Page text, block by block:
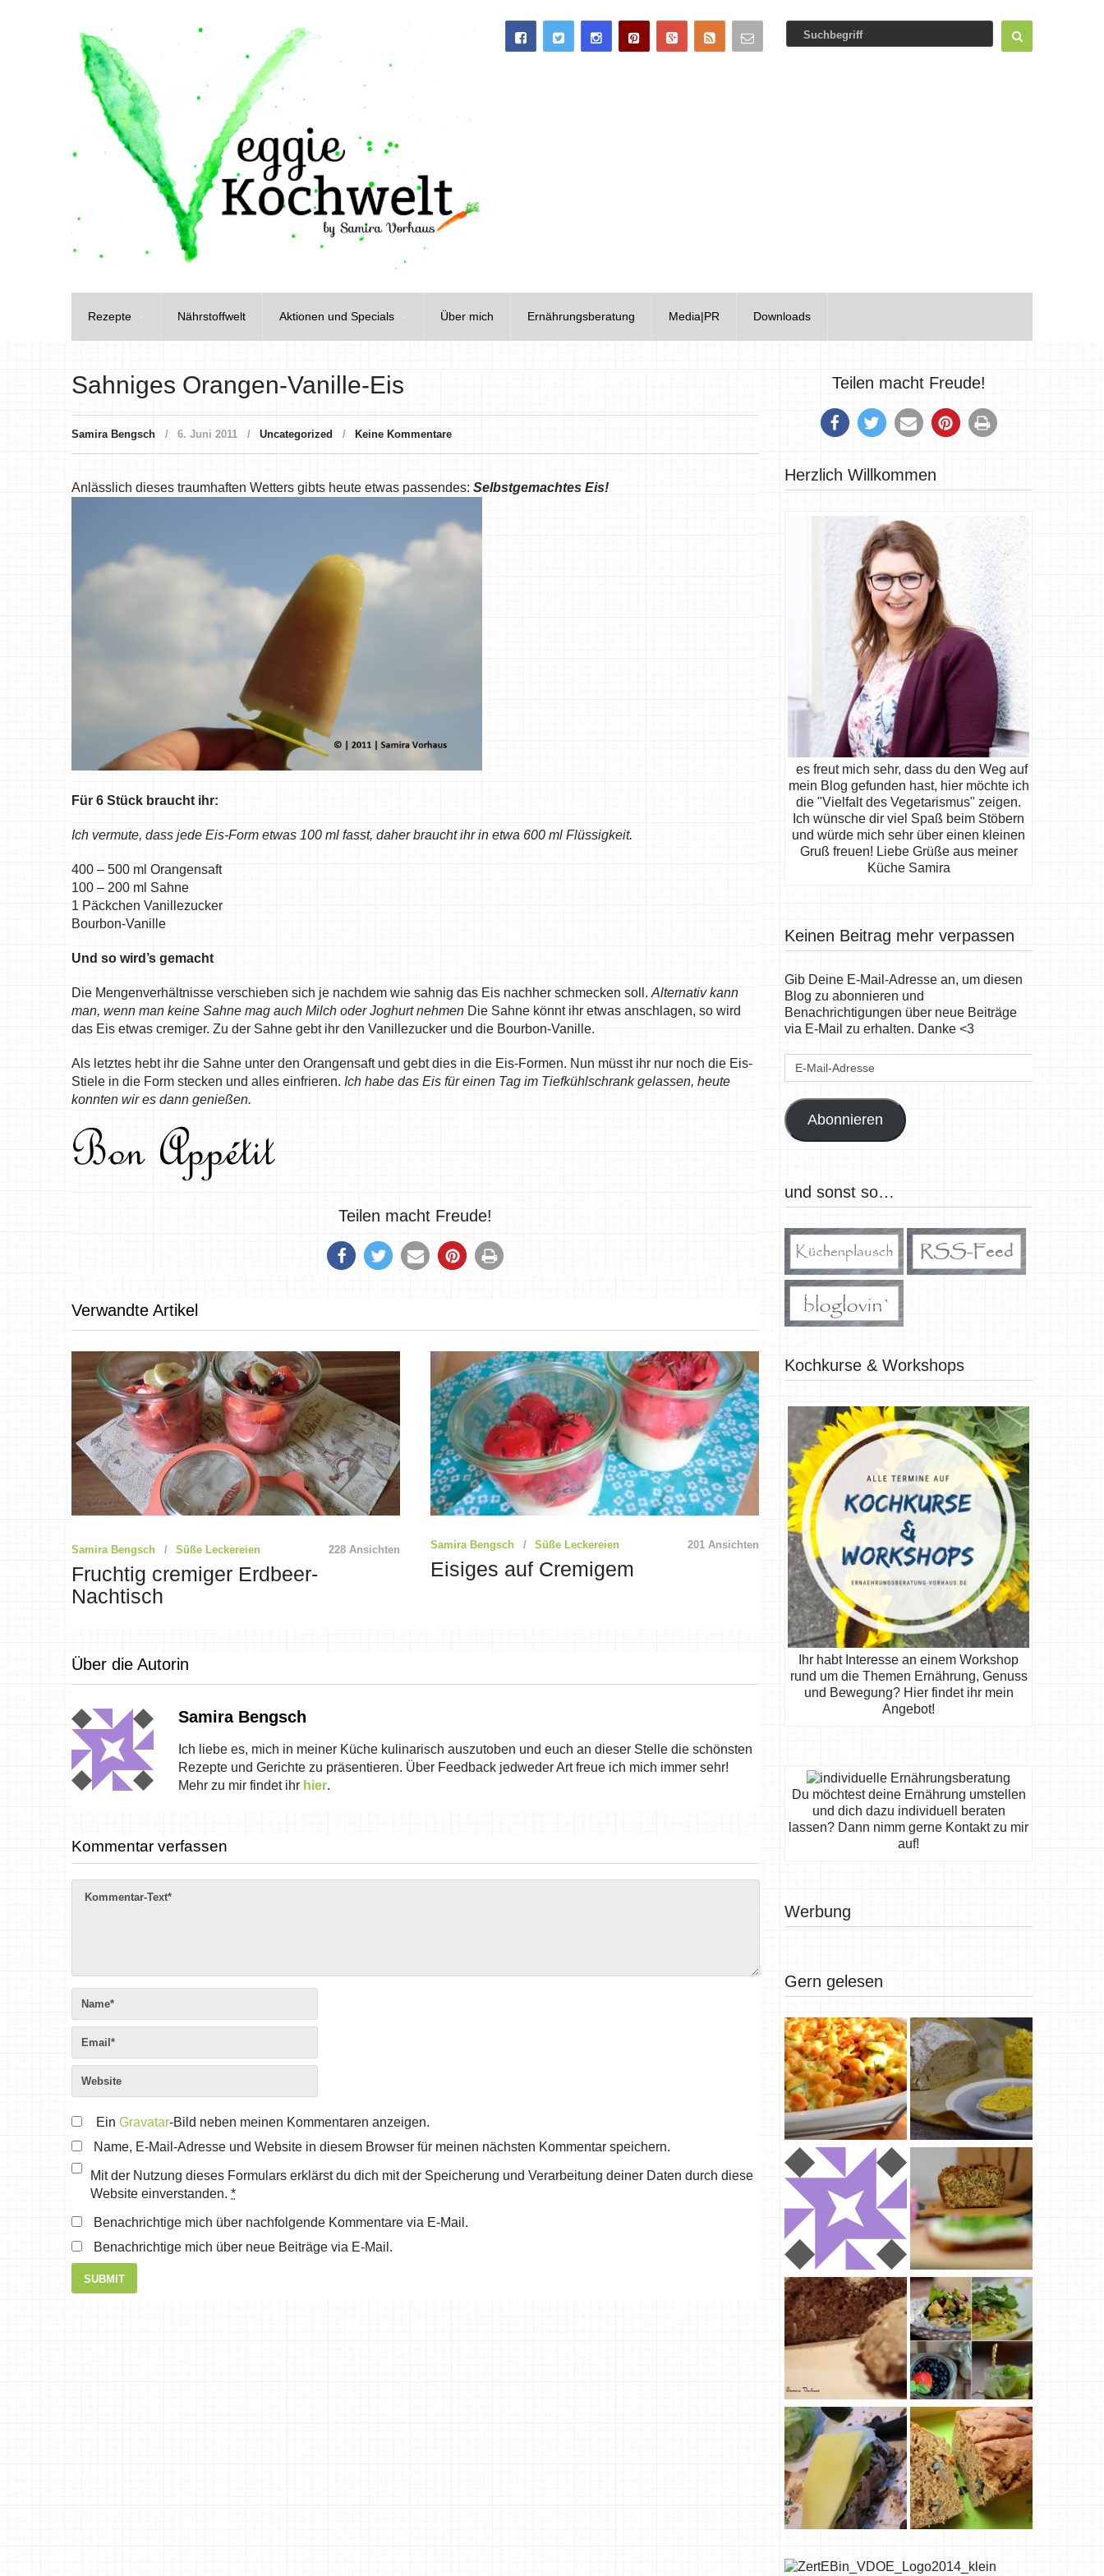
Rezepte Nährstoffwelt Aktionen und Specials Über mich Ernährungsberatung Media|PR Downloads
Sahniges Orangen-Vanille-Eis
Samira Bengsch 6. Juni 2011 Uncategorized Keine Kommentare
Anlässlich dieses traumhaften Wetters gibts heute etwas passendes: Selbstgemachtes Eis!
Für 6 Stück braucht ihr:
Ich vermute, dass jede Eis-Form etwas 100 ml fasst, daher braucht ihr in etwa 600 ml Flüssigkeit.
400 – 500 ml Orangensaft
100 – 200 ml Sahne
1 Päckchen Vanillezucker
Bourbon-Vanille
Und so wird’s gemacht
Die Mengenverhältnisse verschieben sich je nachdem wie sahnig das Eis nachher schmecken soll. Alternativ kann
man, wenn man keine Sahne mag auch Milch oder Joghurt nehmen Die Sahne könnt ihr etwas anschlagen, so wird
das Eis etwas cremiger. Zu der Sahne gebt ihr den Vanillezucker und die Bourbon-Vanille.
Als letztes hebt ihr die Sahne unter den Orangensaft und gebt dies in die Eis-Formen. Nun müsst ihr nur noch die Eis-
Stiele in die Form stecken und alles einfrieren. Ich habe das Eis für einen Tag im Tiefkühlschrank gelassen, heute
konnten wir es dann genießen.
Teilen macht Freude!
Verwandte Artikel
Samira Bengsch Süße Leckereien 228 Ansichten
Fruchtig cremiger Erdbeer-
Nachtisch
Samira Bengsch Süße Leckereien 201 Ansichten
Eisiges auf Cremigem
Über die Autorin
Samira Bengsch
Ich liebe es, mich in meiner Küche kulinarisch auszutoben und euch an dieser Stelle die schönsten
Rezepte und Gerichte zu präsentieren. Über Feedback jedweder Art freue ich mich immer sehr!
Mehr zu mir findet ihr hier.
Kommentar verfassen
EinGravatar-Bild neben meinen Kommentaren anzeigen.
Name, E-Mail-Adresse und Website in diesem Browser für meinen nächsten Kommentar speichern.
Mit der Nutzung dieses Formulars erklärst du dich mit der Speicherung und Verarbeitung deiner Daten durch diese
Website einverstanden. *
Benachrichtige mich über nachfolgende Kommentare via E-Mail.
Benachrichtige mich über neue Beiträge via E-Mail.
Teilen macht Freude!
Herzlich Willkommen
es freut mich sehr, dass du den Weg auf
mein Blog gefunden hast, hier möchte ich
die "Vielfalt des Vegetarismus" zeigen.
Ich wünsche dir viel Spaß beim Stöbern
und würde mich sehr über einen kleinen
Gruß freuen! Liebe Grüße aus meiner
Küche Samira
Keinen Beitrag mehr verpassen
Gib Deine E-Mail-Adresse an, um diesen
Blog zu abonnieren und
Benachrichtigungen über neue Beiträge
via E-Mail zu erhalten. Danke <3
E-
Abonnieren
und sonst so…
Kochkurse & Workshops
Ihr habt Interesse an einem Workshop
rund um die Themen Ernährung, Genuss
und Bewegung? Hier findet ihr mein
Angebot!
Du möchtest deine Ernährung umstellen
und dich dazu individuell beraten
lassen? Dann nimm gerne Kontakt zu mir
auf!
Werbung
Gern gelesen